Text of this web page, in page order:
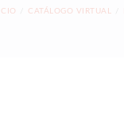
CATÁLOGO VIRTUAL